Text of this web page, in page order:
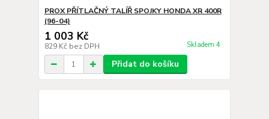
PROX PŘÍTLAČNÝ TALÍŘ SPOJKY HONDA XR 400R
(96-04)
1 003 Kč
829 Kč bez DPH Skladem 4
Přidat do košíku